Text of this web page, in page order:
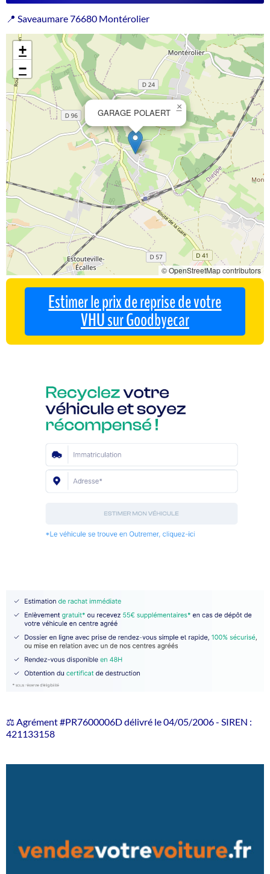
📍 Saveaumare 76680 Montérolier
GARAGE POLAERT
×
+
−
© OpenStreetMap contributors
Estimer le prix de reprise de votre
VHU sur Goodbyecar
⚖️ Agrément #PR7600006D délivré le 04/05/2006 - SIREN :
421133158